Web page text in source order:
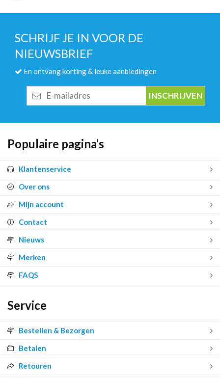
SCHRIJF JE IN VOOR DE
NIEUWSBRIEF
En ontvang korting & leuke aanbiedingen
mailadres
Populaire pagina’s
Klantenservice
Over ons
Mijn account
Contact
Nieuws
Merken
FAQS
Service
Bestellen & Bezorgen
Betalen
Retouren